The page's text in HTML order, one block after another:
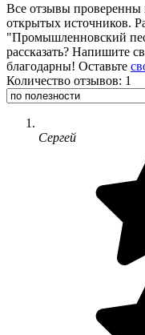
Все отзывы проверенны
открытых источников.
"Промышленновский
рассказать? Напишите
благодарны! Оставьте
Количество отзывов: 1
Сергей